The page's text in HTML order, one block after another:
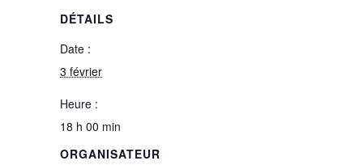
DÉTAILS
Date :
3 février
Heure :
18 h 00 min
ORGANISATEUR